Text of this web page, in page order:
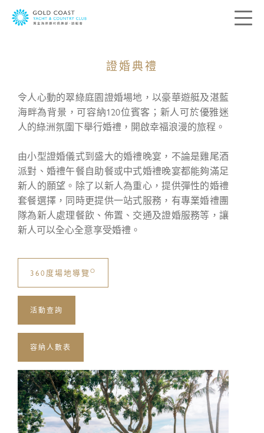
證婚典禮
令人心動的翠綠庭園證婚場地，以豪華遊艇及湛藍
海畔為背景，可容納120位賓客；新人可於優雅迷
人的綠洲氛圍下舉行婚禮，開啟幸福浪漫的旅程。
由小型證婚儀式到盛大的婚禮晚宴，不論是雞尾酒
派對、婚禮午餐自助餐或中式婚禮晚宴都能夠滿足
新人的願望。除了以新人為重心，提供彈性的婚禮
套餐選擇，同時更提供一站式服務，有專業婚禮團
隊為新人處理餐飲、佈置、交通及證婚服務等，讓
新人可以全心全意享受婚禮。
360度場地導覽O
活動查詢
容納人數表
聯絡我們
您的寶貴意見是帶領我們前進的方向。我
們希望了解您的所思所想，藉此送上最切
合您個人需要的服務。請在下列方格提供
絡。
稱呼:
先生
太太
名字:
姓氏:
電郵: